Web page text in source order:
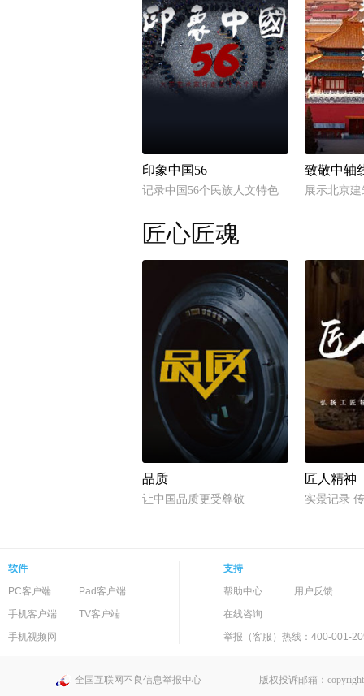
印象中国56
记录中国56个民族人文特色
致敬中轴
展示北京
匠心匠魂
品质
让中国品质更受尊敬
匠人精神
实景记录
软件
PC客户端
Pad客户端
手机客户端
TV客户端
手机视频网
支持
帮助中心
用户反馈
在线咨询
举报（客服）热线：400-001-
全国互联网不良信息举报中心
版权投诉邮箱：